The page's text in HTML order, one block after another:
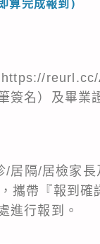
算完成報到)
https://
簽名）及畢
居隔/居檢家
攜帶『報到確
進行報到。